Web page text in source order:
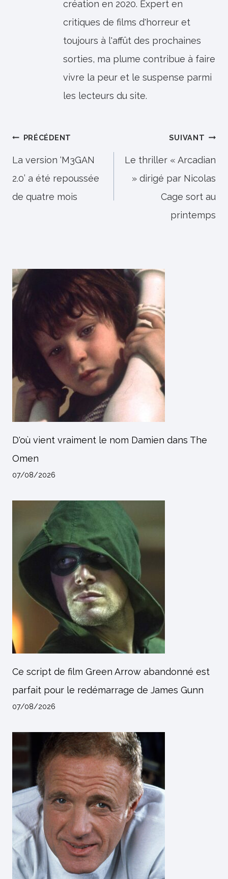
création en 2020. Expert en
critiques de films d'horreur et
toujours à l'affût des prochaines
sorties, ma plume contribue à faire
vivre la peur et le suspense parmi
les lecteurs du site.
Navigation
de
l’article
PRÉCÉDENT
La version ‘M3GAN
2.0’ a été repoussée
de quatre mois
SUIVANT
Le thriller « Arcadian
» dirigé par Nicolas
Cage sort au
printemps
D'où vient vraiment le nom Damien dans The
Omen
07/08/2026
Ce script de film Green Arrow abandonné est
parfait pour le redémarrage de James Gunn
07/08/2026